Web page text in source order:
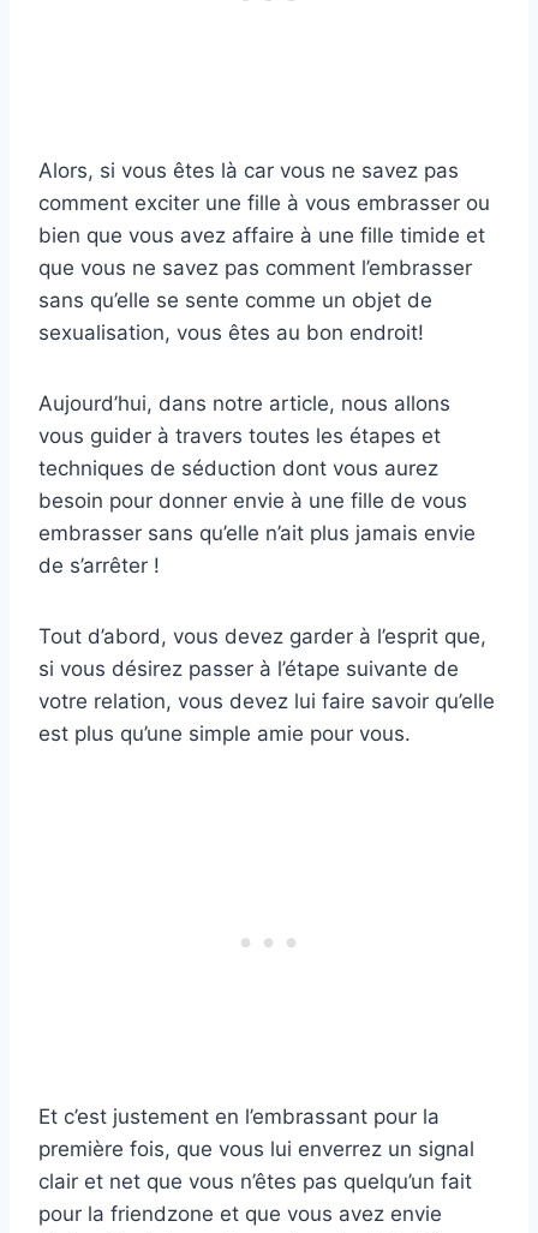
Alors, si vous êtes là car vous ne savez pas
comment exciter une fille à vous embrasser ou
bien que vous avez affaire à une fille timide et
que vous ne savez pas comment l’embrasser
sans qu’elle se sente comme un objet de
sexualisation, vous êtes au bon endroit!
Aujourd’hui, dans notre article, nous allons
vous guider à travers toutes les étapes et
techniques de séduction dont vous aurez
besoin pour donner envie à une fille de vous
embrasser sans qu’elle n’ait plus jamais envie
de s’arrêter !
Tout d’abord, vous devez garder à l’esprit que,
si vous désirez passer à l’étape suivante de
votre relation, vous devez lui faire savoir qu’elle
est plus qu’une simple amie pour vous.
Et c’est justement en l’embrassant pour la
première fois, que vous lui enverrez un signal
clair et net que vous n’êtes pas quelqu’un fait
pour la friendzone et que vous avez envie